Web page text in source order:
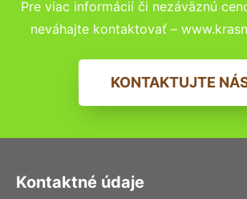
Pre viac informácií či nezáväznú
neváhajte kontaktovať –
KONTAKTUJTE
Kontaktné údaje